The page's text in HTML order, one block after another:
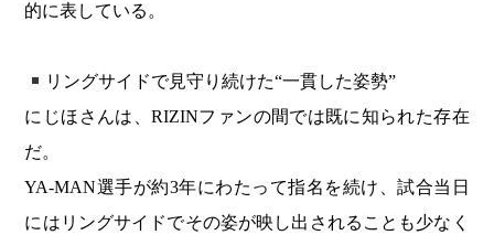
的に表している。
リングサイドで見守り続けた“一貫した姿勢”
にじほさんは、RIZINファンの間では既に知られた存在
だ。
YA-MAN選手が約3年にわたって指名を続け、試合当日
にはリングサイドでその姿が映し出されることも少なく